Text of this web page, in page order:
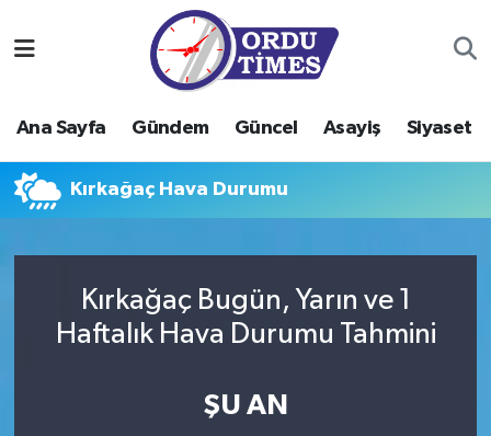
Ana Sayfa Gündem Güncel Asayiş Siyaset
Kırkağaç Hava Durumu
Kırkağaç Bugün, Yarın ve 1
Haftalık Hava Durumu Tahmini
ŞU AN
Gündem
Güncel
Siyaset
Ordu Nöbetçi Eczaneler
Ordu Hava Durumu
Ordu Namaz Vakitleri
Süper Lig Puan Durumu ve Fikstür
Son Dakika Haberleri